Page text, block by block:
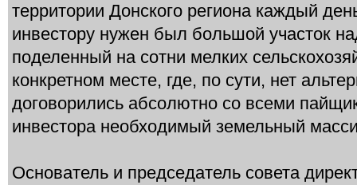
территории Донского региона каждый
инвестору нужен был большой участок
поделенный на сотни мелких
конкретном месте, где, по сути, нет
договорились абсолютно со всеми
инвестора необходимый земельный
Основатель и председатель совета